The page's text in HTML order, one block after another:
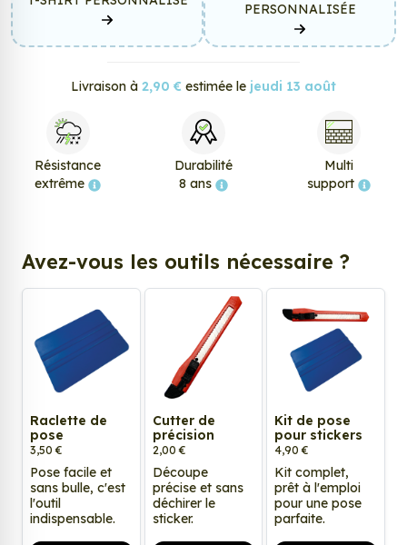
PERSONNALISÉE
Livraison à 2,90 € estimée le jeudi 13 août
Résistance
extrême
Durabilité
8 ans
Multi
support
Avez-vous les outils nécessaire ?
Raclette de
pose
3,50 €
Pose facile et
sans bulle, c'est
l'outil
indispensable.
Cutter de
précision
2,00 €
Découpe
précise et sans
déchirer le
sticker.
Kit de pose
pour stickers
4,90 €
Kit complet,
prêt à l'emploi
pour une pose
parfaite.